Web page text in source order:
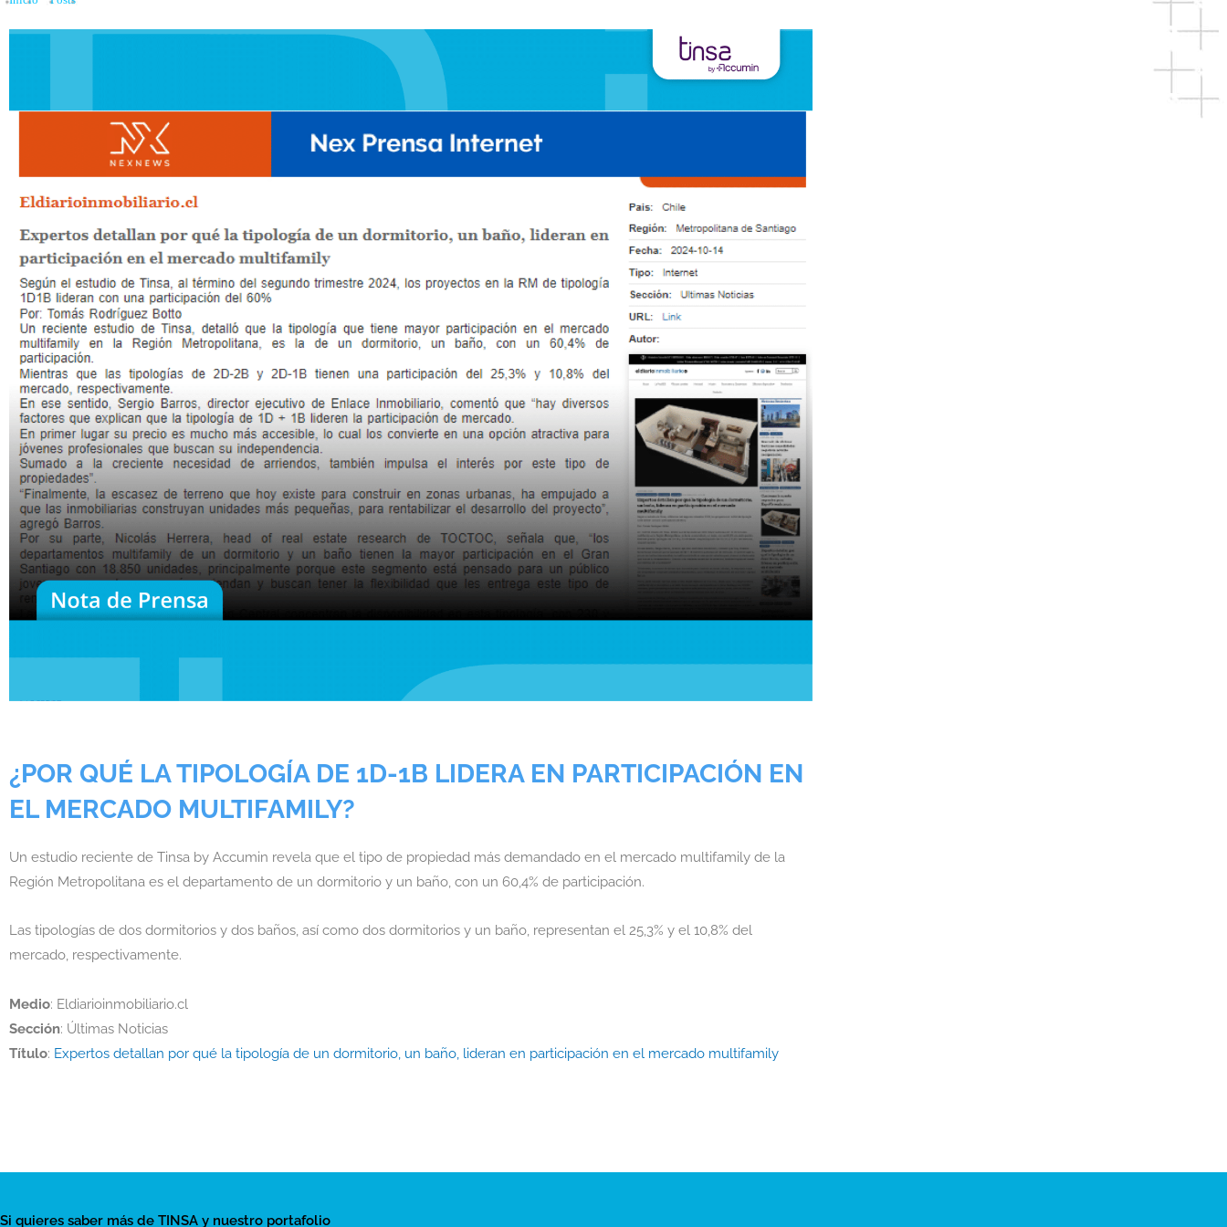
¿POR QUÉ LA TIPOLOGÍA DE 1D-1B LIDERA EN PARTICIPACIÓN EN
EL MERCADO MULTIFAMILY?
Un estudio reciente de Tinsa by Accumin revela que el tipo de propiedad más demandado en el mercado multifamily de la
Región Metropolitana es el departamento de un dormitorio y un baño, con un 60,4% de participación.
Las tipologías de dos dormitorios y dos baños, así como dos dormitorios y un baño, representan el 25,3% y el 10,8% del
mercado, respectivamente.
Medio: Eldiarioinmobiliario.cl
Sección: Últimas Noticias
Título: Expertos detallan por qué la tipología de un dormitorio, un baño, lideran en participación en el mercado multifamily
Si quieres saber más de TINSA y nuestro portafolio